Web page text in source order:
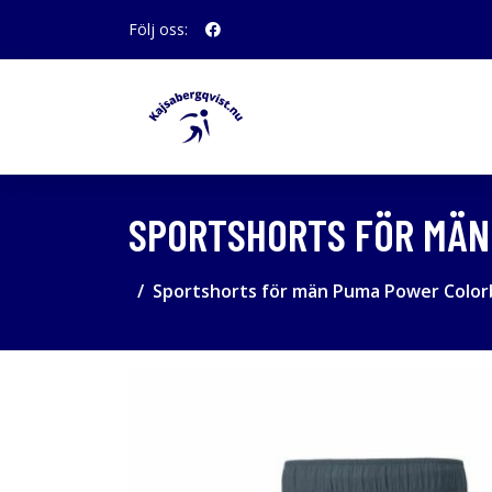
Följ oss:
SPORTSHORTS FÖR
Sportshorts för män Puma Power